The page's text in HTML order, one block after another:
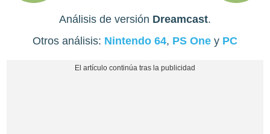
Análisis de versión Dreamcast.
Otros análisis: Nintendo 64, PS One y PC